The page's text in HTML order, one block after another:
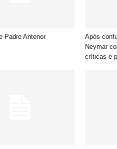
Padre Antenor
Após
Neymar
críticas e